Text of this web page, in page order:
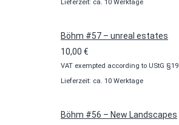
Lieferzeit: ca. 10 Werktage
Böhm #57 – unreal estates
10,00 €
VAT exempted according to UStG §19
Lieferzeit: ca. 10 Werktage
Böhm #56 – New Landscapes